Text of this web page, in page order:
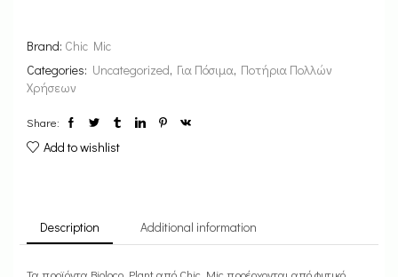
Brand: Chic Mic
Categories: Uncategorized, Για Πόσιμα, Ποτήρια Πολλών
Χρήσεων
Share:
Add to wishlist
Description Additional information
Τα προϊόντα Bioloco Plant από Chic Mic προέρχονται από φυτικό